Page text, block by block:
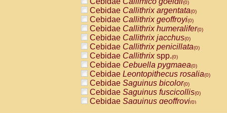
(0)
Cebidae Callithrix argentata(0)
Cebidae Callithrix geoffroyi(0)
Cebidae Callithrix humeralifer(0)
Cebidae Callithrix jacchus(0)
Cebidae Callithrix penicillata(0)
Cebidae Callithrixspp.(0)
Cebidae Cebuella pygmaea(0)
Cebidae Leontopithecus rosalia(0)
Cebidae Saguinus bicolor(0)
Cebidae Saguinus fuscicollis(0)
Cebidae Saguinus geoffroyi(0)